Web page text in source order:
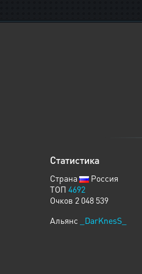
Статистика
Страна
Россия
ТОП 4692
Очков 2 048 539
Альянс
_DarKnesS_